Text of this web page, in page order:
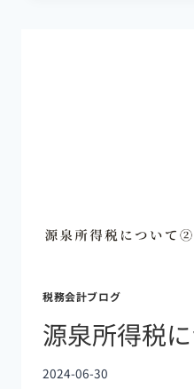
税務会計ブログ
源泉所得税
2024-06-30